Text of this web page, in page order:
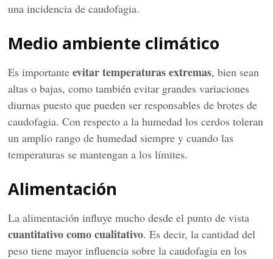
una incidencia de caudofagia.
Medio ambiente climático
Es importanteevitar temperaturas extremas, bien sean
altas o bajas, como también evitar grandes variaciones
diurnas puesto que pueden ser responsables de brotes de
caudofagia. Con respecto a la humedad los cerdos toleran
un amplio rango de humedad siempre y cuando las
temperaturas se mantengan a los límites.
Alimentación
La alimentación influye mucho desde el punto de vista
cuantitativo como cualitativo. Es decir, la cantidad del
peso tiene mayor influencia sobre la caudofagia en los